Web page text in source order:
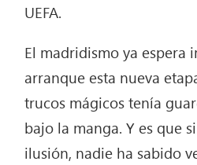
UEFA.
El madridismo ya espera
arranque esta nueva
trucos mágicos tenía
bajo la manga. Y es que
ilusión, nadie ha sabido